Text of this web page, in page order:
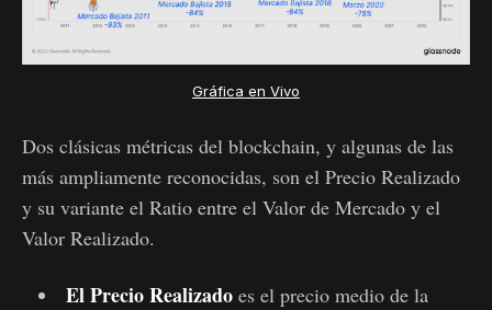
Gráfica en Vivo
Dos clásicas métricas del blockchain, y algunas de las
más ampliamente reconocidas, son el Precio Realizado
y su variante el Ratio entre el Valor de Mercado y el
Valor Realizado.
El Precio Realizadoes el precio medio de la